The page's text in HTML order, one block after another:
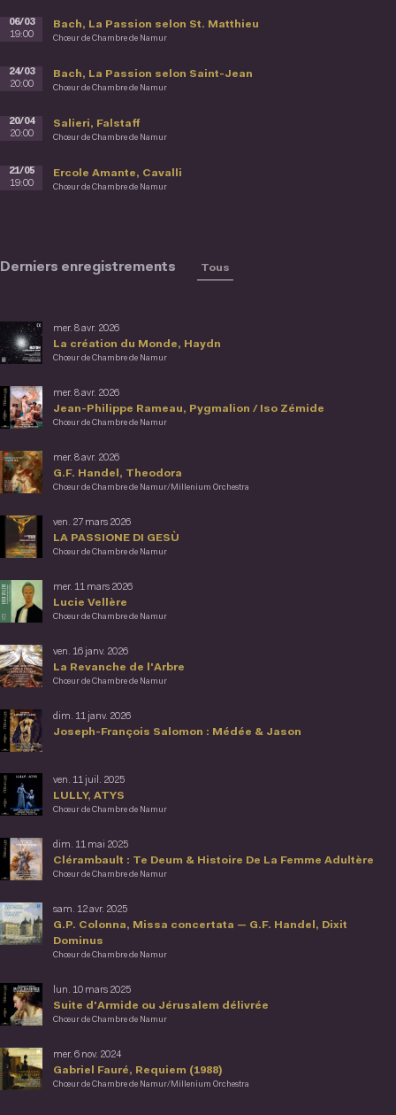
Bach, La Passion selon St. Matthieu
Chœur de Chambre de Namur
06/03
19:00
Bach, La Passion selon Saint-Jean
Chœur de Chambre de Namur
24/03
20:00
Salieri, Falstaff
Chœur de Chambre de Namur
20/04
20:00
Ercole Amante, Cavalli
Chœur de Chambre de Namur
21/05
19:00
Derniers enregistrements Tous
La création du Monde, Haydn
mer. 8 avr. 2026
Chœur de Chambre de Namur
Jean-Philippe Rameau, Pygmalion / Iso Zémide
mer. 8 avr. 2026
Chœur de Chambre de Namur
G.F. Handel, Theodora
mer. 8 avr. 2026
Chœur de Chambre de Namur/Millenium Orchestra
LA PASSIONE DI GESÙ
ven. 27 mars 2026
Chœur de Chambre de Namur
Lucie Vellère
mer. 11 mars 2026
Chœur de Chambre de Namur
La Revanche de l'Arbre
ven. 16 janv. 2026
Chœur de Chambre de Namur
Joseph-François Salomon : Médée & Jason
dim. 11 janv. 2026
LULLY, ATYS
ven. 11 juil. 2025
Chœur de Chambre de Namur
Clérambault : Te Deum & Histoire De La Femme Adultère
dim. 11 mai 2025
Chœur de Chambre de Namur
G.P. Colonna, Missa concertata — G.F. Handel, Dixit
Dominus
sam. 12 avr. 2025
Chœur de Chambre de Namur
Suite d'Armide ou Jérusalem délivrée
lun. 10 mars 2025
Chœur de Chambre de Namur
Gabriel Fauré, Requiem (1988)
mer. 6 nov. 2024
Chœur de Chambre de Namur/Millenium Orchestra